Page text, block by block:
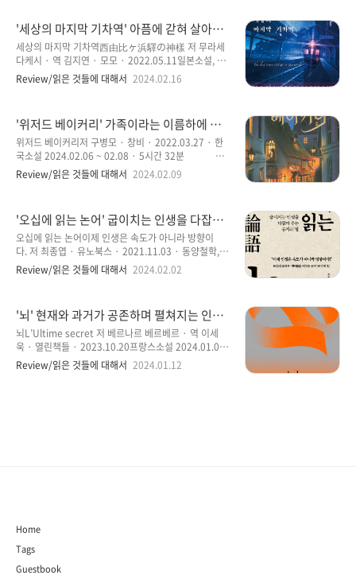
했던 소설이다. 때문에 초판 버전의 표지로 새롭게 단장
한 것도 기념할 만한 일이지 않을까 생각해 본다. 그리고
이 소설을 2008년에 영화화해서 선풍적인 인기를 끌었
다고 하는데, 내 기억 속에는 존재하지 않는 것을 보면
아마 영화는 보지 않았을 것 같아서 원작인 소설을 읽어
'세상의 마지막 기차역' 아픔에 갇혀 살아가
야 할 이들에게 마음을 어루만져 줄 위로와
감동을 전하는 소설
세상의 마지막 기차역西由比ヶ浜驛の神樣 저 무라세
다케시 · 역 김지연 · 모모 · 2022.05.11일본소설, 판
타지 2024.02.09 ~ 02.13 · 4시간 30분 지난주
초, 신논현역에 세미나가 있어서 갔다가 약속 시간보다
다. 어떤 소설인지 궁금증이 생겼다. 가끔은 내용보다는
책 표지에 이끌리는 책들이 있다. 책 표지에는 2022년
에 베스트셀러였다는 문구와 책에 대해서 간략하게 소
개된 한 문장이 나를 이끌게 된 소설이라 말할 수 있다.
한 마디로 얘기하면 이성보다는 감정에 이끌리는 소설
Review/읽은 것들에 대해서 2024.02.16
'위저드 베이커리' 가족이라는 이름하에 불
운한 과거를 받아 들이고 앞으로 나아 갈 용
기를 주는 소설
위저드 베이커리저 구병모 · 창비 · 2022.03.27 · 한
국소설 2024.02.06 ~ 02.08 · 5시간 32분 구
병모 작가는 나에게도 이제는 익숙해져 가는 작가로 되
어 가는 듯한 느낌이다. 물론 그의 책을 많이 읽은 것은
고민하다가도 구병모라는 이름 석자를 발견하게 되면
일단 읽어 보게 되는 것이 이유일 것이다. 내 기억 속에
는 이미 읽었던 전작 ‘파과’, ‘아가미’가 상기되는 의미와
는 다른 결을 가지고 있을 것이라는 막연한 기대감으로
읽게 된 점도 있다고 봐야 할 것 같다. ‘위저드 베이커
Review/읽은 것들에 대해서 2024.02.09
'오십에 읽는 논어' 굽이치는 인생을 다잡아
주는 공자의 말 ‘이제 인생은 속도가 아니라
방향이다’
오십에 읽는 논어이제 인생은 속도가 아니라 방향이
다. 저 최종엽 · 유노북스 · 2021.11.03 · 동양철학, 인
문학 2024.01.11 ~ 01.31 · 5시간 40분 이제
는 나이 때문인지 아니면 다른 돌파구가 필요한 걸까. 한
더 많이 읽을 거라 생각했고, 많이 읽고 싶었는데, 오히
려 더 읽히지 않는 것 같다. 쉬는 동안 생각이 더 많아져
서일 듯하다. 그래서 사람은 바쁘게 살아야 하지 않나 생
각도 해 본다. 그래야 딴생각을 하지 않을 테니까. ‘오십
에 읽는 논어’는 작년 여름 즈음, 서재 한쪽에 쟁여 놓은
Review/읽은 것들에 대해서 2024.02.02
'뇌' 현재와 과거가 공존하며 펼쳐지는 인간
의 쾌락과 정신 그리고 심리, 뇌의 비밀을 탐
구한 소설
뇌L’Ultime secret 저 베르나르 베르베르 · 역 이세
욱 · 열린책들 · 2023.10.20프랑스소설 2024.01.02
~ 1024.01.10 · 12시간 28분 2024년 갑진년
의 첫 번째 책, 베르나르 베르베르의 소설 ‘뇌’을 읽게 되
Review/읽은 것들에 대해서 2024.01.12
Home
Tags
Guestbook